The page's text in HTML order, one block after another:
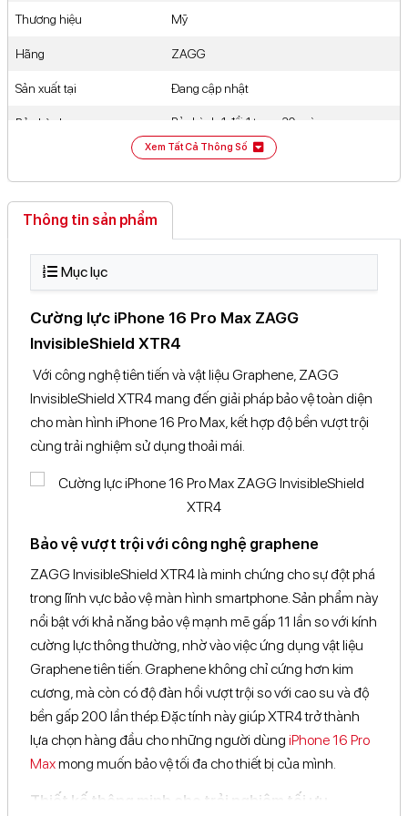
81-83 Võ Văn Ngân, Phường ...Chí Minh
112-114 Lê Văn Việt, Phường ...Chí Minh
12 Nguyễn An Ninh, Khu ...Chí Minh
349 Nguyễn Duy Trinh, Phường ...Chí Minh
413 Đại lộ Bình Dương, ...Chí Minh
Thương hiệu Mỹ
Hãng ZAGG
Sản xuất tại Đang cập nhật
Bảo hành Bảo hành 1 đổi 1 trong 30 ngày
Xem Tất Cả Thông Số
Thông tin sản phẩm
Mục lục
Cường lực iPhone 16 Pro Max ZAGG
InvisibleShield XTR4
Với công nghệ tiên tiến và vật liệu Graphene, ZAGG
InvisibleShield XTR4 mang đến giải pháp bảo vệ toàn diện
cho màn hình iPhone 16 Pro Max, kết hợp độ bền vượt trội
cùng trải nghiệm sử dụng thoải mái.
Bảo vệ vượt trội với công nghệ graphene
ZAGG InvisibleShield XTR4 là minh chứng cho sự đột phá
trong lĩnh vực bảo vệ màn hình smartphone. Sản phẩm này
nổi bật với khả năng bảo vệ mạnh mẽ gấp 11 lần so với kính
cường lực thông thường, nhờ vào việc ứng dụng vật liệu
Graphene tiên tiến. Graphene không chỉ cứng hơn kim
cương, mà còn có độ đàn hồi vượt trội so với cao su và độ
bền gấp 200 lần thép. Đặc tính này giúp XTR4 trở thành
lựa chọn hàng đầu cho những người dùng iPhone 16 Pro
Maxmong muốn bảo vệ tối đa cho thiết bị của mình.
Thiết kế thông minh cho trải nghiệm tối ưu